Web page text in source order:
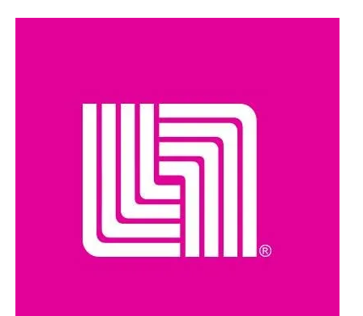
En la entrega de ayer, adelantamos del recorte al sueldo
el martes pasado, los mandos les dieron la orden de
hacer una relación de los afectados para devolverlo el
dinero retenido. Paralelamente, desde el gobierno,
trataron de desvirtuar la información como Fake news,
cuando los hechos terminaron por confirmar, ladenuncia.
Lamentablemente, la corrección fue parcial: hay policías
sin recuperar el monto recortado.